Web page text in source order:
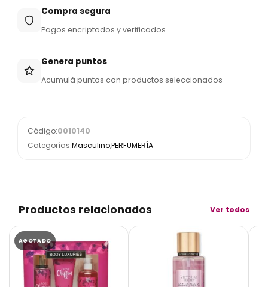
9
Compra segura
Pagos encriptados y verificados
Genera puntos
Acumulá puntos con productos seleccionados
Código:0010140
Categorías:Masculino,PERFUMERÍA
Productos relacionados Ver todos
AGOTADO